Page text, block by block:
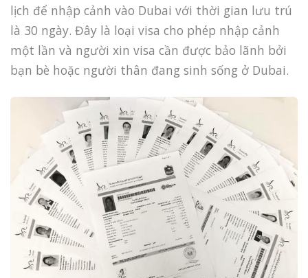
lịch để nhập cảnh vào Dubai với thời gian lưu trú
là 30 ngày. Đây là loại visa cho phép nhập cảnh
một lần và người xin visa cần được bảo lãnh bởi
bạn bè hoặc người thân đang sinh sống ở Dubai.